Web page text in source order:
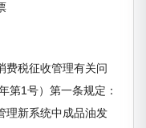
税征收管理有关问
第1号）第一条规定：
理新系统中成品油发